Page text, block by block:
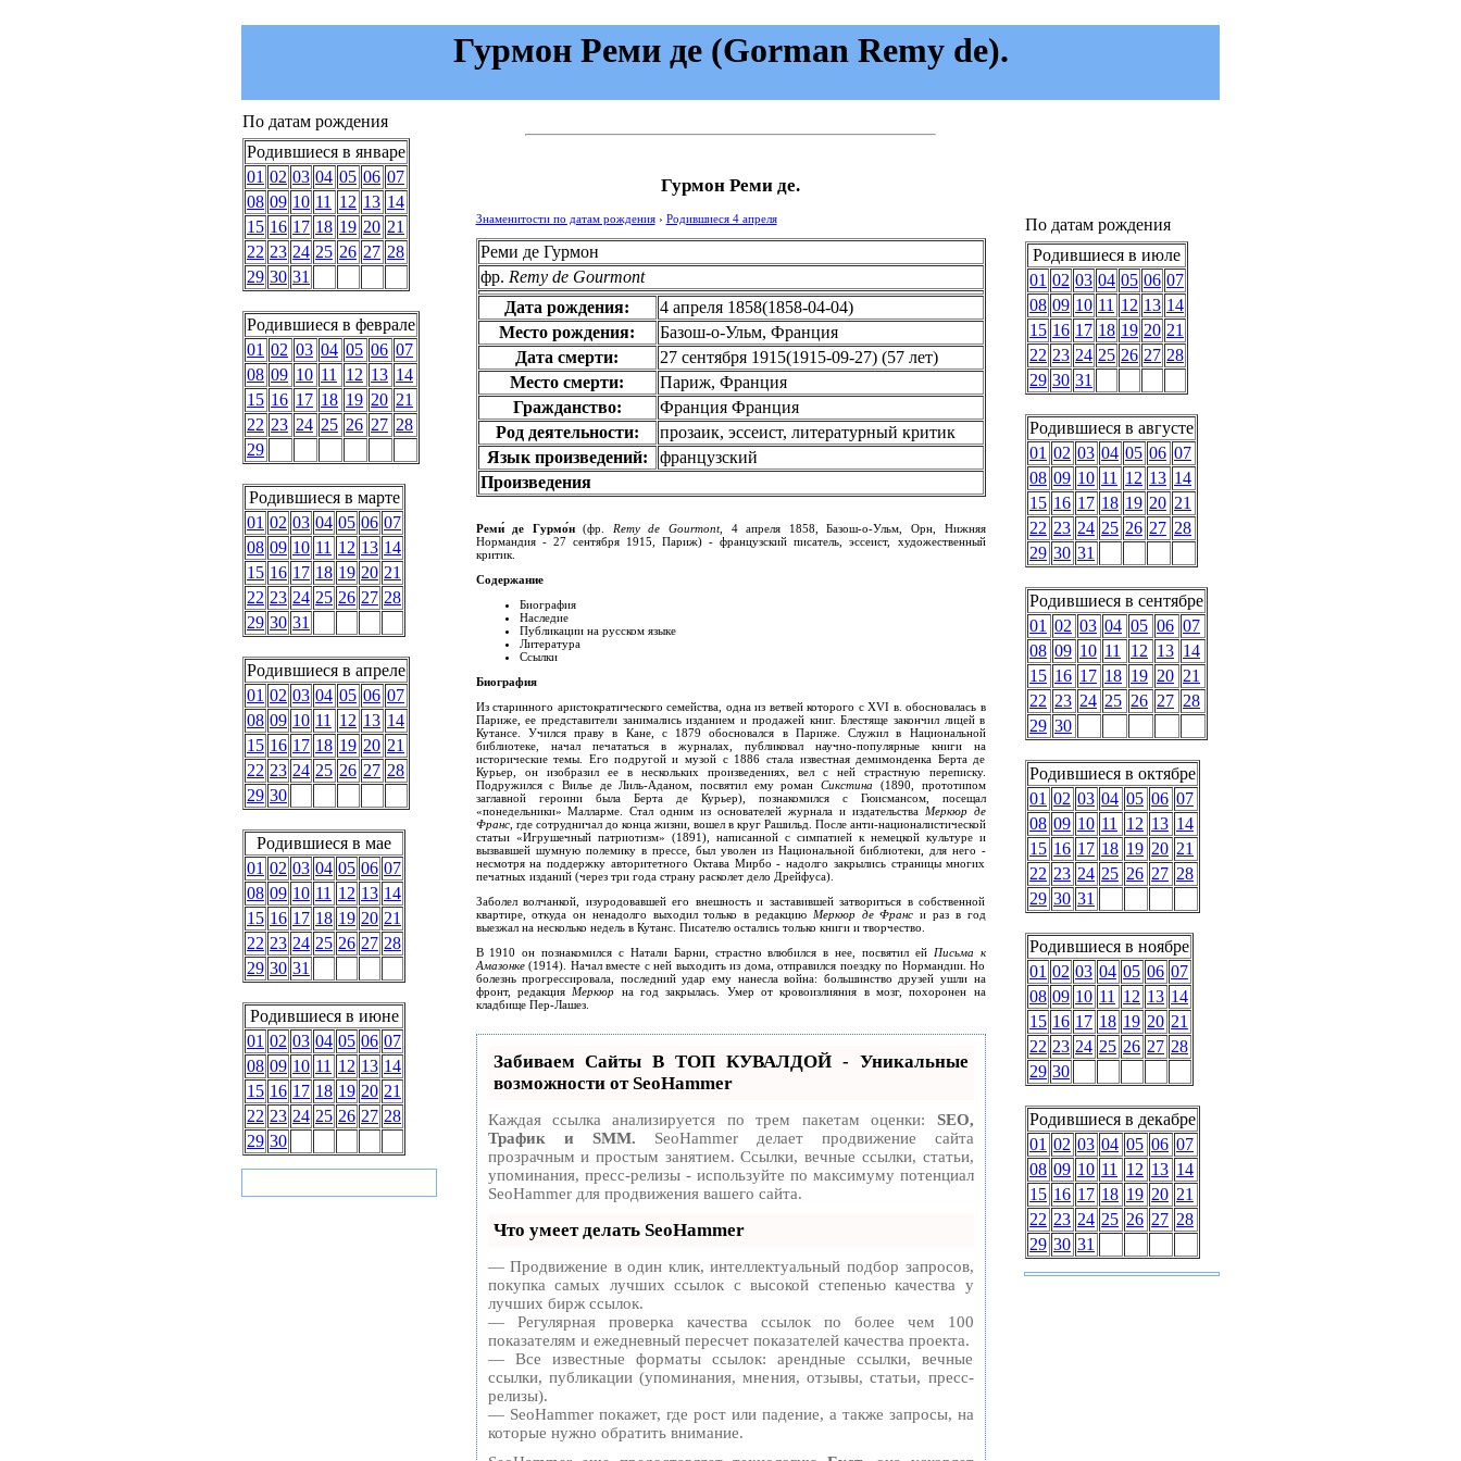
Гурмон Реми де (Gorman Remy de).
По датам рождения
Родившиеся в январе
01 02 03 04 05 06 07
08 09 10 11 12 13 14
15 16 17 18 19 20 21
22 23 24 25 26 27 28
29 30 31
Родившиеся в феврале
01 02 03 04 05 06 07
08 09 10 11 12 13 14
15 16 17 18 19 20 21
22 23 24 25 26 27 28
29
Родившиеся в марте
01 02 03 04 05 06 07
08 09 10 11 12 13 14
15 16 17 18 19 20 21
22 23 24 25 26 27 28
29 30 31
Родившиеся в апреле
01 02 03 04 05 06 07
08 09 10 11 12 13 14
15 16 17 18 19 20 21
22 23 24 25 26 27 28
29 30
Родившиеся в мае
01 02 03 04 05 06 07
08 09 10 11 12 13 14
15 16 17 18 19 20 21
22 23 24 25 26 27 28
29 30 31
Родившиеся в июне
01 02 03 04 05 06 07
08 09 10 11 12 13 14
15 16 17 18 19 20 21
22 23 24 25 26 27 28
29 30
Гурмон Реми де.
Знаменитости по датам рождения› Родившиеся 4 апреля
Реми де Гурмон
фр. Remy de Gourmont
Дата рождения:
4 апреля 1858(1858-04-04)
Место рождения:
Базош-о-Ульм, Франция
Дата смерти:
27 сентября 1915(1915-09-27) (57 лет)
Место смерти:
Париж, Франция
Гражданство:
ФранцияФранция
Род деятельности:
прозаик, эссеист, литературный критик
Язык произведений:
французский
Произведения
Реми́ де Гурмо́н(фр. Remy de Gourmont, 4 апреля 1858, Базош-о-Ульм, Орн, Нижняя
Нормандия - 27 сентября 1915, Париж) - французский писатель, эссеист, художественный
критик.
Содержание
Биография
Наследие
Публикации на русском языке
Литература
Ссылки
Биография
Из старинного аристократического семейства, одна из ветвей которого с XVI в. обосновалась в
Париже, ее представители занимались изданием и продажей книг. Блестяще закончил лицей в
Кутансе. Учился праву в Кане, с 1879 обосновался в Париже. Служил в Национальной
библиотеке, начал печататься в журналах, публиковал научно-популярные книги на
исторические темы. Его подругой и музой с 1886 стала известная демимонденка Берта де
Курьер, он изобразил ее в нескольких произведениях, вел с ней страстную переписку.
Подружился с Вилье де Лиль-Аданом, посвятил ему романСикстина (1890, прототипом
заглавной героини была Берта де Курьер), познакомился с Гюисмансом, посещал
«понедельники» Малларме. Стал одним из основателей журнала и издательства Меркюр де
Франс, где сотрудничал до конца жизни, вошел в круг Рашильд. После анти-националистической
статьи «Игрушечный патриотизм» (1891), написанной с симпатией к немецкой культуре и
вызвавшей шумную полемику в прессе, был уволен из Национальной библиотеки, для него -
несмотря на поддержку авторитетного Октава Мирбо - надолго закрылись страницы многих
печатных изданий (через три года страну расколет дело Дрейфуса).
Заболел волчанкой, изуродовавшей его внешность и заставившей затвориться в собственной
квартире, откуда он ненадолго выходил только в редакцию Меркюр де Франс и раз в год
выезжал на несколько недель в Кутанс. Писателю остались только книги и творчество.
В 1910 он познакомился с Натали Барни, страстно влюбился в нее, посвятил ей Письма к
Амазонке(1914). Начал вместе с ней выходить из дома, отправился поездку по Нормандии. Но
болезнь прогрессировала, последний удар ему нанесла война: большинство друзей ушли на
фронт, редакция Меркюр на год закрылась. Умер от кровоизлияния в мозг, похоронен на
кладбище Пер-Лашез.
Забиваем Сайты В ТОП КУВАЛДОЙ - Уникальные
возможности от SeoHammer
Каждая ссылка анализируется по трем пакетам оценки: SEO,
Трафик и SMM. SeoHammer делает продвижение сайта
прозрачным и простым занятием. Ссылки, вечные ссылки, статьи,
упоминания, пресс-релизы - используйте по максимуму потенциал
SeoHammer для продвижения вашего сайта.
Что умеет делать SeoHammer
— Продвижение в один клик, интеллектуальный подбор запросов,
покупка самых лучших ссылок с высокой степенью качества у
лучших бирж ссылок.
— Регулярная проверка качества ссылок по более чем 100
показателям и ежедневный пересчет показателей качества проекта.
— Все известные форматы ссылок: арендные ссылки, вечные
ссылки, публикации (упоминания, мнения, отзывы, статьи, пресс-
релизы).
— SeoHammer покажет, где рост или падение, а также запросы, на
которые нужно обратить внимание.
По датам рождения
Родившиеся в июле
01 02 03 04 05 06 07
08 09 10 11 12 13 14
15 16 17 18 19 20 21
22 23 24 25 26 27 28
29 30 31
Родившиеся в августе
01 02 03 04 05 06 07
08 09 10 11 12 13 14
15 16 17 18 19 20 21
22 23 24 25 26 27 28
29 30 31
Родившиеся в сентябре
01 02 03 04 05 06 07
08 09 10 11 12 13 14
15 16 17 18 19 20 21
22 23 24 25 26 27 28
29 30
Родившиеся в октябре
01 02 03 04 05 06 07
08 09 10 11 12 13 14
15 16 17 18 19 20 21
22 23 24 25 26 27 28
29 30 31
Родившиеся в ноябре
01 02 03 04 05 06 07
08 09 10 11 12 13 14
15 16 17 18 19 20 21
22 23 24 25 26 27 28
29 30
Родившиеся в декабре
01 02 03 04 05 06 07
08 09 10 11 12 13 14
15 16 17 18 19 20 21
22 23 24 25 26 27 28
29 30 31